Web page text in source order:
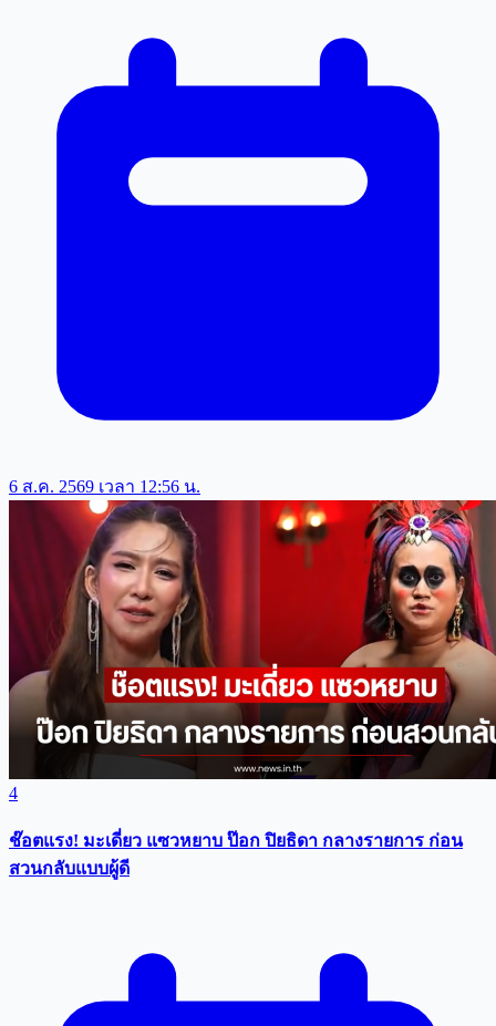
6 ส.ค. 2569 เวลา 12:56 น.
4
ช๊อตแรง! มะเดี่ยว แซวหยาบ ป๊อก ปิยธิดา กลางรายการ ก่อน
สวนกลับแบบผู้ดี